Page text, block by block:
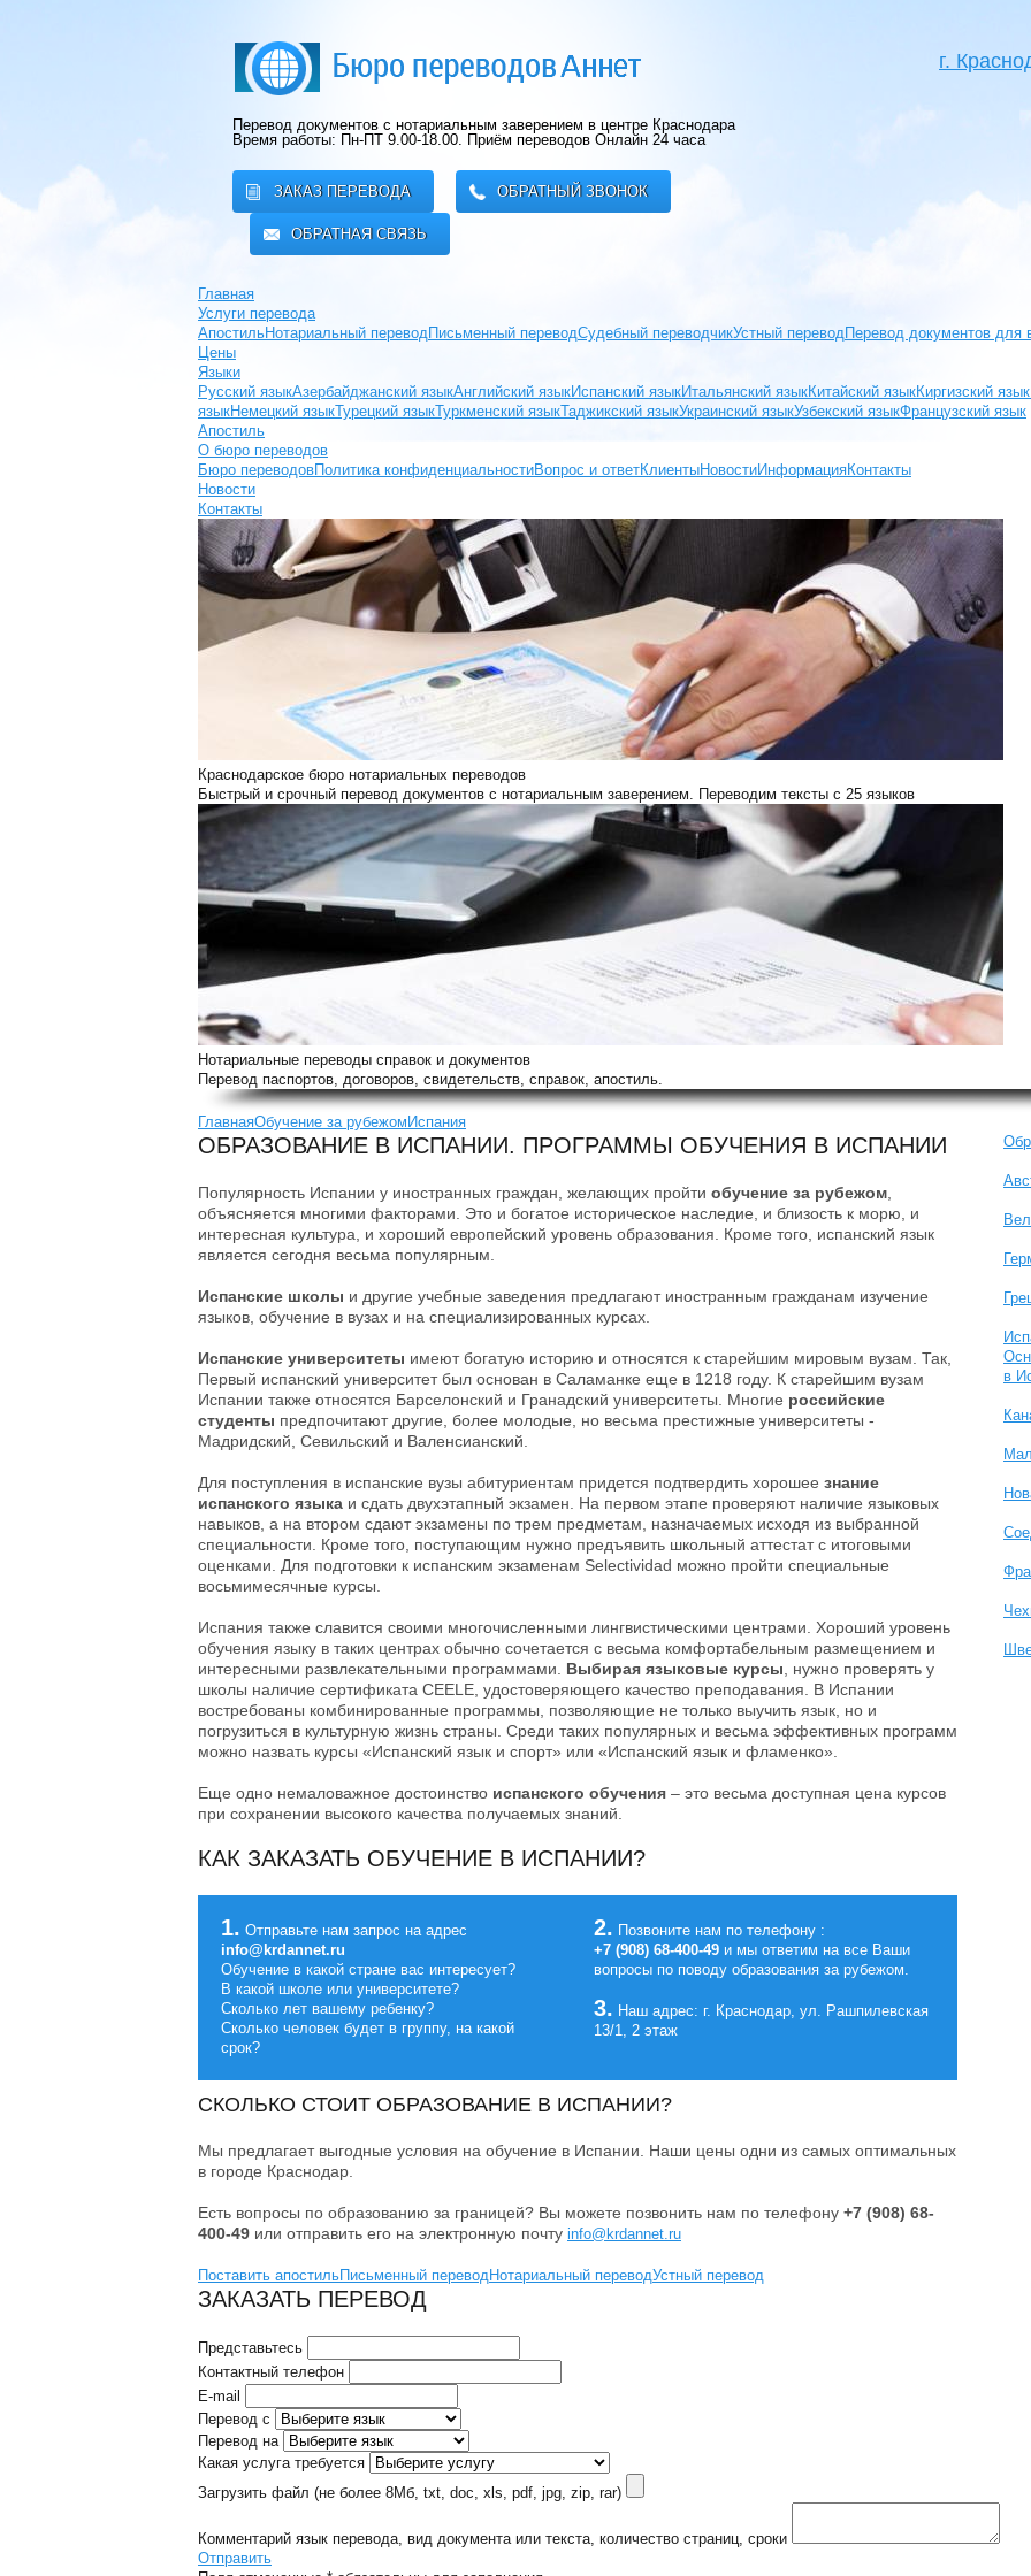
Перевод документов с нотариальным заверением в центре Краснодара
Время работы: Пн-ПТ 9.00-18.00. Приём переводов Онлайн 24 часа
ЗАКАЗ ПЕРЕВОДА ОБРАТНЫЙ ЗВОНОК
ОБРАТНАЯ СВЯЗЬ
г.
Главная
Услуги перевода
АпостильНотариальный переводПисьменный переводСудебный переводчикУстный переводПеревод документов для
Цены
Языки
Русский языкАзербайджанский языкАнглийский языкИспанский языкИтальянский языкКитайский языкКиргизский язык
языкНемецкий языкТурецкий языкТуркменский языкТаджикский языкУкраинский языкУзбекский языкФранцузский язык
Апостиль
О бюро переводов
Бюро переводовПолитика конфиденциальностиВопрос и ответКлиентыНовостиИнформацияКонтакты
Новости
Контакты
Краснодарское бюро нотариальных переводов
Быстрый и срочный перевод документов с нотариальным заверением. Переводим тексты с 25 языков
Нотариальные переводы справок и документов
Перевод паспортов, договоров, свидетельств, справок, апостиль.
ГлавнаяОбучение за рубежом Испания
ОБРАЗОВАНИЕ В ИСПАНИИ. ПРОГРАММЫ ОБУЧЕНИЯ В ИСПАНИИ
Популярность Испании у иностранных граждан, желающих пройти обучение за рубежом
объясняется многими факторами. Это и богатое историческое наследие, и близость к морю, и
интересная культура, и хороший европейский уровень образования. Кроме того, испанский язык
является сегодня весьма популярным.
Испанские школы и другие учебные заведения предлагают иностранным гражданам изучение
языков, обучение в вузах и на специализированных курсах.
Испанские университеты имеют богатую историю и относятся к старейшим мировым вузам. Так,
Первый испанский университет был основан в Саламанке еще в 1218 году. К старейшим вузам
Испании также относятся Барселонский и Гранадский университеты. Многие российские
студенты предпочитают другие, более молодые, но весьма престижные университеты -
Мадридский, Севильский и Валенсианский.
Для поступления в испанские вузы абитуриентам придется подтвердить хорошее знание
испанского языка и сдать двухэтапный экзамен. На первом этапе проверяют наличие языковых
навыков, а на втором сдают экзамены по трем предметам, назначаемых исходя из выбранной
специальности. Кроме того, поступающим нужно предъявить школьный аттестат с итоговыми
оценками. Для подготовки к испанским экзаменам Selectividad можно пройти специальные
восьмимесячные курсы.
Испания также славится своими многочисленными лингвистическими центрами. Хороший уровень
обучения языку в таких центрах обычно сочетается с весьма комфортабельным размещением и
интересными развлекательными программами. Выбирая языковые курсы , нужно проверять у
школы наличие сертификата CEELE, удостоверяющего качество преподавания. В Испании
востребованы комбинированные программы, позволяющие не только выучить язык, но и
погрузиться в культурную жизнь страны. Среди таких популярных и весьма эффективных программ
можно назвать курсы «Испанский язык и спорт» или «Испанский язык и фламенко».
Еще одно немаловажное достоинство испанского обучения – это весьма доступная цена курсов
при сохранении высокого качества получаемых знаний.
КАК ЗАКАЗАТЬ ОБУЧЕНИЕ В ИСПАНИИ?
1. Отправьте нам запрос на адрес
info@krdannet.ru
Обучение в какой стране вас интересует?
В какой школе или университете?
Сколько лет вашему ребенку?
Сколько человек будет в группу, на какой
срок?
2. Позвоните нам по телефону :
+7 (908) 68-400-49 и мы ответим на все Ваши
вопросы по поводу образования за рубежом.
3. Наш адрес: г. Краснодар, ул. Рашпилевская
13/1, 2 этаж
СКОЛЬКО СТОИТ ОБРАЗОВАНИЕ В ИСПАНИИ?
Мы предлагает выгодные условия на обучение в Испании. Наши цены одни из самых оптимальных
в городе Краснодар.
Есть вопросы по образованию за границей? Вы можете позвонить нам по телефону +7 (908) 68-
400-49 или отправить его на электронную почту info@krdannet.ru
в
Поставить апостильПисьменный переводНотариальный переводУстный перевод
ЗАКАЗАТЬ ПЕРЕВОД
Представьтесь
Контактный телефон
E-mail
Перевод с
Перевод на
Какая услуга требуется
Загрузить файл (не более 8Mб, txt, doc, xls, pdf, jpg, zip, rar)
Комментарий язык перевода, вид документа или текста, количество страниц, сроки
Отправить